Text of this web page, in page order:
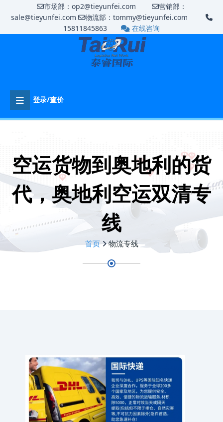
市场部：op2@tieyunfei.com
营销部：
sale@tieyunfei.com
物流部：tommy@tieyunfei.com
15811845863
在线咨询
登录/查价
空运货物到奥地利的货
代，奥地利空运双清专
线
首页 物流专线